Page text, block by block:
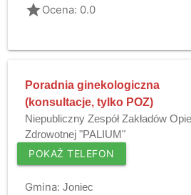
gradeOcena: 0.0
Poradnia ginekologiczna
(konsultacje, tylko POZ)
Niepubliczny Zespół Zakładów
Zdrowotnej "PALIUM"
POKAŻ TELEFON
Gmina: Joniec